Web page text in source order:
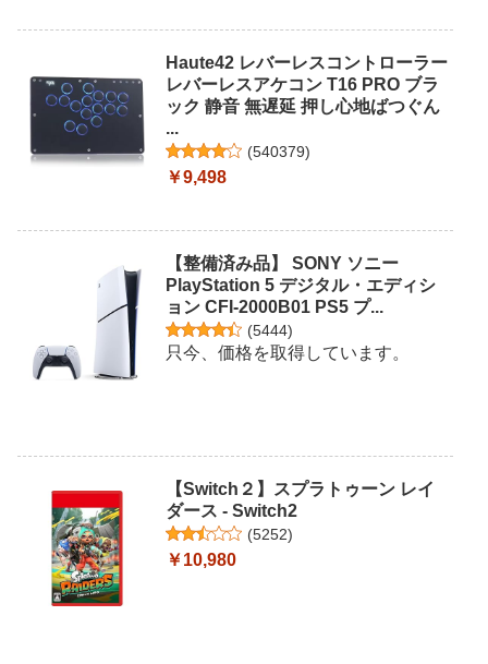
Haute42 レバーレスコントローラー
レバーレスアケコン T16 PRO ブラ
ック 静音 無遅延 押し心地ばつぐん
...
(540379)
￥9,498
【整備済み品】 SONY ソニー
PlayStation 5 デジタル・エディシ
ョン CFI-2000B01 PS5 プ...
(5444)
只今、価格を取得しています。
【Switch２】スプラトゥーン レイ
ダース - Switch2
(5252)
￥10,980